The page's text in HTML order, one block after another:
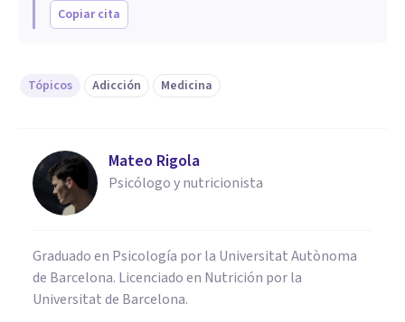
Copiar cita
Tópicos Adicción Medicina
Mateo Rigola
Psicólogo y nutricionista
Graduado en Psicología por la Universitat Autònoma
de Barcelona. Licenciado en Nutrición por la
Universitat de Barcelona.